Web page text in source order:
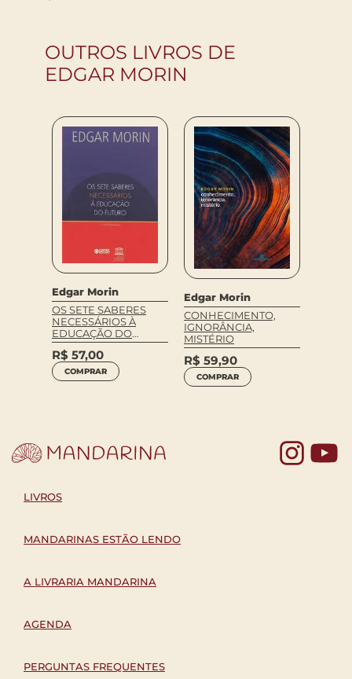
OUTROS LIVROS DE
EDGAR MORIN
Edgar Morin
OS SETE SABERES
NECESSÁRIOS À
EDUCAÇÃO DO
FUTURO
R$ 57,00
COMPRAR
Edgar Morin
CONHECIMENTO,
IGNORÂNCIA,
MISTÉRIO
R$ 59,90
COMPRAR
LIVROS
MANDARINAS ESTÃO LENDO
A LIVRARIA MANDARINA
AGENDA
PERGUNTAS FREQUENTES